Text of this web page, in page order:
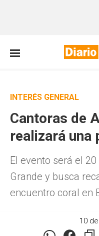
INTERÉS GENERAL
Cantoras de
realizará una
El evento será el
Grande y busca
encuentro coral en
10